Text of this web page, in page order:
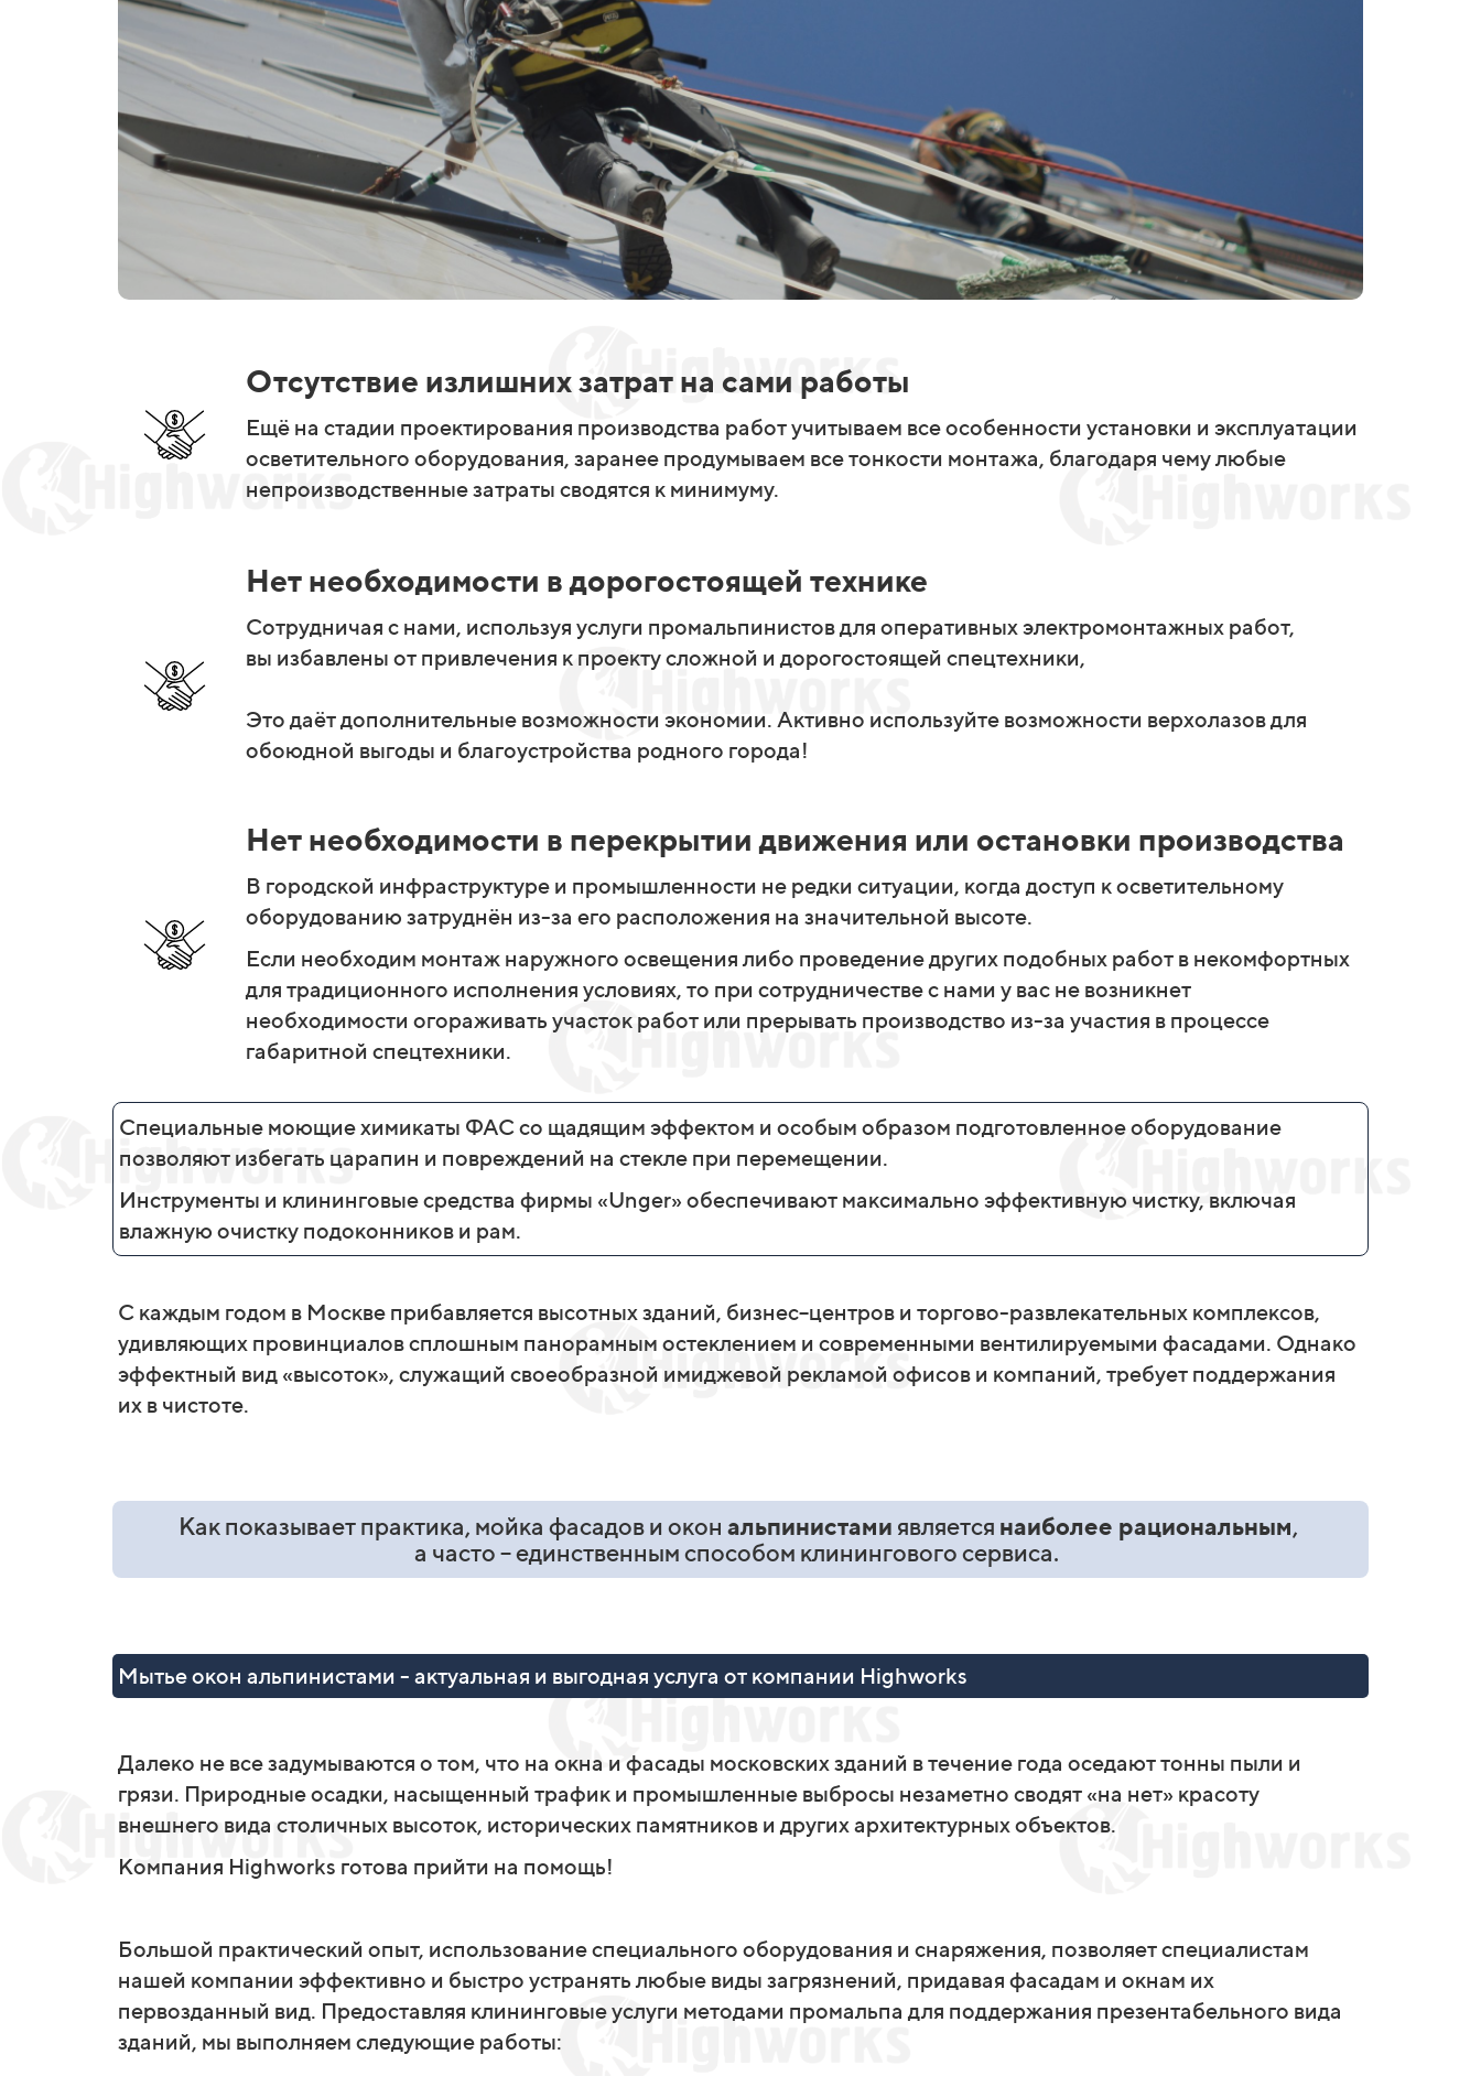
Отсутствие излишних затрат на сами работы
Ещё на стадии проектирования производства работ учитываем все особенности установки и эксплуатации
осветительного оборудования, заранее продумываем все тонкости монтажа, благодаря чему любые
непроизводственные затраты сводятся к минимуму.
Нет необходимости в дорогостоящей технике
Сотрудничая с нами, используя услуги промальпинистов для оперативных электромонтажных работ,
вы избавлены от привлечения к проекту сложной и дорогостоящей спецтехники,
Это даёт дополнительные возможности экономии. Активно используйте возможности верхолазов для
обоюдной выгоды и благоустройства родного города!
Нет необходимости в перекрытии движения или остановки производства
В городской инфраструктуре и промышленности не редки ситуации, когда доступ к осветительному
оборудованию затруднён из-за его расположения на значительной высоте.
Если необходим монтаж наружного освещения либо проведение других подобных работ в некомфортных
для традиционного исполнения условиях, то при сотрудничестве с нами у вас не возникнет
необходимости огораживать участок работ или прерывать производство из-за участия в процессе
габаритной спецтехники.
Специальные моющие химикаты ФАС со щадящим эффектом и особым образом подготовленное оборудование
позволяют избегать царапин и повреждений на стекле при перемещении.
Инструменты и клининговые средства фирмы «Unger» обеспечивают максимально эффективную чистку, включая
влажную очистку подоконников и рам.
С каждым годом в Москве прибавляется высотных зданий, бизнес–центров и торгово-развлекательных комплексов,
удивляющих провинциалов сплошным панорамным остеклением и современными вентилируемыми фасадами. Однако
эффектный вид «высоток», служащий своеобразной имиджевой рекламой офисов и компаний, требует поддержания
их в чистоте.
Как показывает практика, мойка фасадов и окон альпинистами является наиболее рациональным,
а часто – единственным способом клинингового сервиса.
Мытье окон альпинистами - актуальная и выгодная услуга от компании Highworks
Далеко не все задумываются о том, что на окна и фасады московских зданий в течение года оседают тонны пыли и
грязи. Природные осадки, насыщенный трафик и промышленные выбросы незаметно сводят «на нет» красоту
внешнего вида столичных высоток, исторических памятников и других архитектурных объектов.
Компания Highworks готова прийти на помощь!
Большой практический опыт, использование специального оборудования и снаряжения, позволяет специалистам
нашей компании эффективно и быстро устранять любые виды загрязнений, придавая фасадам и окнам их
первозданный вид. Предоставляя клининговые услуги методами промальпа для поддержания презентабельного вида
зданий, мы выполняем следующие работы: